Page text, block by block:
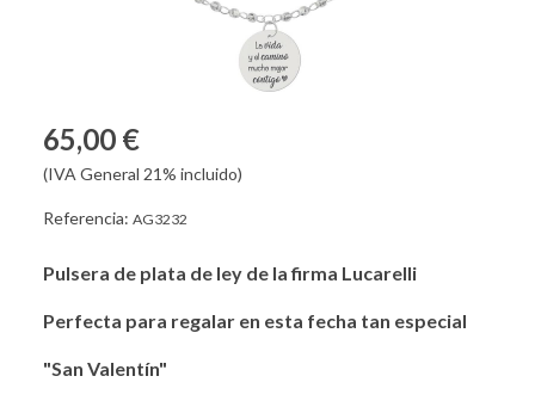
65,00 €
(IVA General 21% incluido)
Referencia: AG3232
Pulsera de plata de ley de la firma Lucarelli
Perfecta para regalar en esta fecha tan especial
"San Valentín"